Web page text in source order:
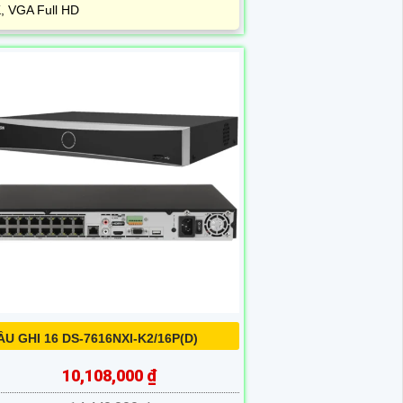
VGA Full HD
GHI 16 DS-7616NXI-K2/16P(D)
10,108,000 ₫